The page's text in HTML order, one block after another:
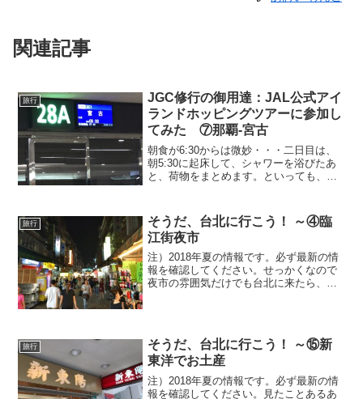
関連記事
旅行
JGC修行の御用達：JAL公式アイ
ランドホッピングツアーに参加し
てみた ⑦那覇‐宮古
朝食が6:30からは微妙・・・二日目は、
朝5:30に起床して、シャワーを浴びたあ
と、荷物をまとめます。といっても、一
事をする必要があり、パソコンは持参し
ていました。その...
旅行
そうだ、台北に行こう！ ～④臨
江街夜市
注）2018年夏の情報です。必ず最新の情
報を確認してください。せっかくなので
夜市の雰囲気だけでも台北に来たら、や
で、夕涼み？に夜市を...
旅行
そうだ、台北に行こう！ ～⑮新
東洋でお土産
注）2018年夏の情報です。必ず最新の情
報を確認してください。見たことあるあ